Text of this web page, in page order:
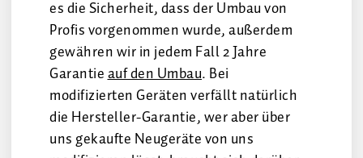
es die Sicherheit, dass der Umbau von
Profis vorgenommen wurde, außerdem
gewähren wir in jedem Fall 2 Jahre
Garantieauf den Umbau. Bei
modifizierten Geräten verfällt natürlich
die Hersteller-Garantie, wer aber über
uns gekaufte Neugeräte von uns